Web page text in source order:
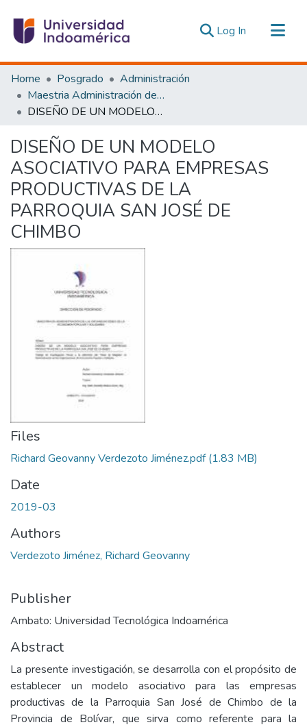
Log In (current)
Communities & Collections
All of DSpace
Statistics
Estadísticas Externas
Home Posgrado
Administración
Maestria Administración de las Organizaciones de la Economía Social y Solidaria
DISEÑO DE UN MODELO ASOCIATIVO PARA EMPRESAS PRODUCTIVAS DE LA PARROQUIA SAN JOSÉ DE CHIMBO
DISEÑO DE UN MODELO
ASOCIATIVO PARA EMPRESAS
PRODUCTIVAS DE LA
PARROQUIA SAN JOSÉ DE
CHIMBO
Files
Richard Geovanny Verdezoto Jiménez.pdf(1.83 MB)
Date
2019-03
Authors
Verdezoto Jiménez, Richard Geovanny
Publisher
Ambato: Universidad Tecnológica Indoamérica
Abstract
La presente investigación, se desarrolla con el propósito de
establecer un modelo asociativo para las empresas
productivas de la Parroquia San José de Chimbo de la
Provincia de Bolívar, que sirva como referente para la